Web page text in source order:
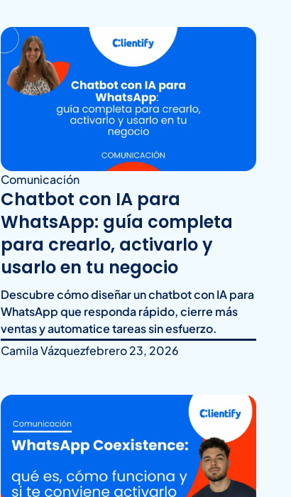
Comunicación
Chatbot con IA para
WhatsApp: guía completa
para crearlo, activarlo y
usarlo en tu negocio
Descubre cómo diseñar un chatbot con IA para
WhatsApp que responda rápido, cierre más
ventas y automatice tareas sin esfuerzo.
Camila Vázquezfebrero 23, 2026